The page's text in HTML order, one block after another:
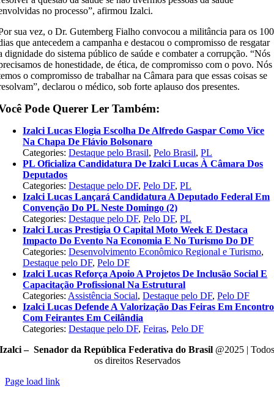
no processo”, afirmou Izalci.
sua vez, o Dr. Gutemberg Fialho convocou a militância para os 100
que antecedem a campanha e destacou o compromisso de resgatar
dignidade do sistema público de saúde e combater a corrupção. “Nós
de honestidade, de ética, de compromisso com o povo. Nós
o compromisso de trabalhar na Câmara para que essas coisas se
declarou o médico, sob forte aplauso dos presentes.
Pode Querer Ler Também:
Izalci Lucas Elogia Escolha De Alfredo Gaspar Como Vice
Na Chapa De Flávio Bolsonaro
Categories:Destaque pelo Brasil,Pelo Brasil,PL
PL Oficializa Candidatura De Izalci Lucas À Câmara Dos
Deputados
Categories:Destaque pelo DF,Pelo DF,PL
Izalci Lucas Lançará Candidatura A Deputado Federal Em
Convenção Do PL Neste Domingo (2)
Categories:Destaque pelo DF,Pelo DF,PL
Izalci Lucas Prestigia O Capital Moto Week E Destaca
Impacto Do Evento Na Economia E No Turismo Do DF
Categories:Desenvolvimento Econômico Regional e Turismo,
Destaque pelo DF,Pelo DF
Izalci Lucas Reforça Apoio A Projetos De Inclusão Social E
Capacitação Profissional Na Estrutural
Categories: Assistência Social,Destaque pelo DF,Pelo DF
Izalci Lucas Defende A Valorização Das Feiras Em Encontro
Com Feirantes Em Ceilândia
Categories:Destaque pelo DF,Feiras,Pelo DF
Izalci – Senador da República Federativa do Brasil @2025 | Todos
os direitos Reservados
Page load link